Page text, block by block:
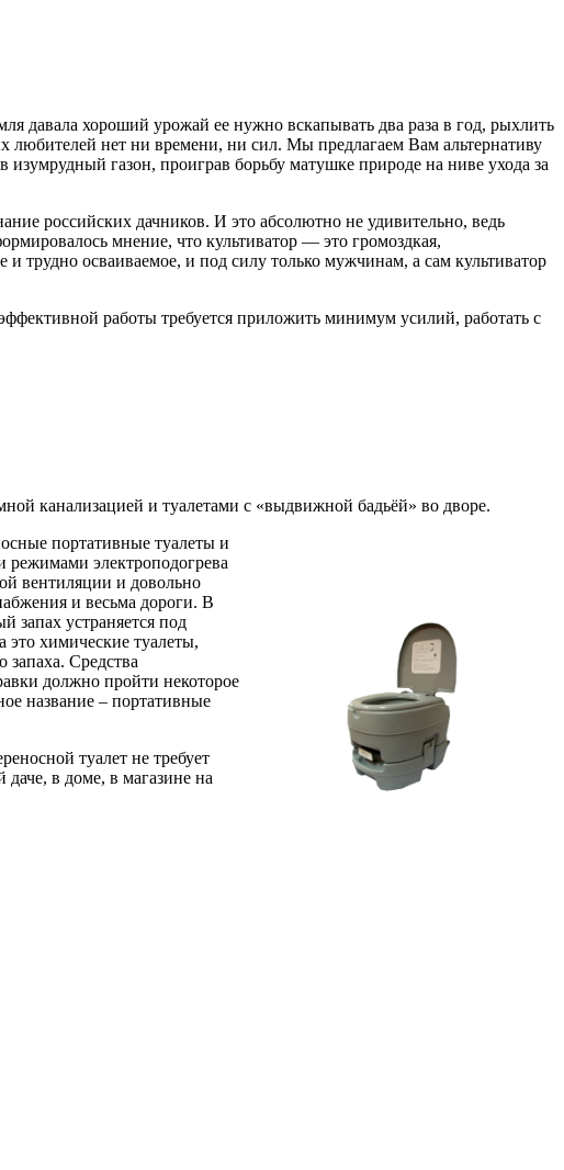
давала хороший урожай ее нужно вскапывать два раза в год, рыхлить
любителей нет ни времени, ни сил. Мы предлагаем Вам альтернативу
газон, проиграв борьбу матушке природе на ниве ухода за
российских дачников. И это абсолютно не удивительно, ведь
мнение, что культиватор — это громоздкая,
трудно осваиваемое, и под силу только мужчинам, а сам культиватор
работы требуется приложить минимум усилий, работать с
канализацией и туалетами с «выдвижной бадьёй» во дворе.
портативные туалеты и
электроподогрева
вентиляции и довольно
и весьма дороги. В
запах устраняется под
это химические туалеты,
Средства
должно пройти некоторое
название – портативные
туалет не требует
в доме, в магазине на